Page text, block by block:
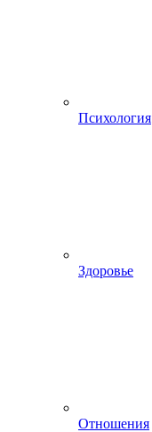
Психология
Здоровье
Отношения